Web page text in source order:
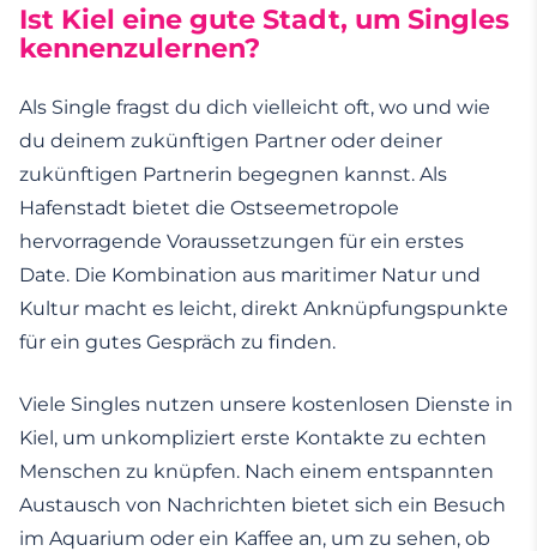
Ist Kiel eine gute Stadt, um Singles
kennenzulernen?
Als Single fragst du dich vielleicht oft, wo und wie
du deinem zukünftigen Partner oder deiner
zukünftigen Partnerin begegnen kannst. Als
Hafenstadt bietet die Ostseemetropole
hervorragende Voraussetzungen für ein erstes
Date. Die Kombination aus maritimer Natur und
Kultur macht es leicht, direkt Anknüpfungspunkte
für ein gutes Gespräch zu finden.
Viele Singles nutzen unsere kostenlosen Dienste in
Kiel, um unkompliziert erste Kontakte zu echten
Menschen zu knüpfen. Nach einem entspannten
Austausch von Nachrichten bietet sich ein Besuch
im Aquarium oder ein Kaffee an, um zu sehen, ob